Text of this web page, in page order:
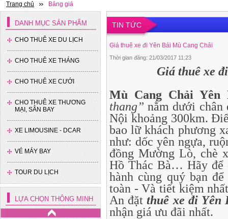
Trang chủ Bảng giá
DANH MỤC SẢN PHẨM
CHO THUÊ XE DU LỊCH
CHO THUÊ XE THÁNG
CHO THUÊ XE CƯỚI
CHO THUÊ XE THƯƠNG
MẠI, SÂN BAY
XE LIMOUSINE - DCAR
VÉ MÁY BAY
TOUR DU LỊCH
LỰA CHỌN THÔNG MINH
TIN TỨC
Giá thuê xe đi Yên Bái Mù Cang Chải
Thời gian đăng: 21/03/2017 11:23
Giá thuê xe
Mù Cang Chải Yên
thang” nằm dưới chân
Nội khoảng 300km.
bao lữ khách phương
như: dốc yên ngựa,
đồng Mường Lò, chè
Hồ Thác Bà… Hãy để
hành cùng quý bạn
toàn - Và tiết kiệm
An đặtthuê xe đi Yên
nhận giá ưu đãi nhất.